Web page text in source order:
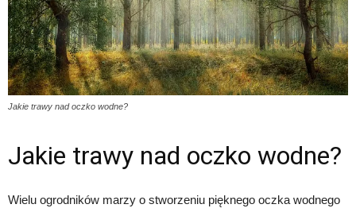
Jakie trawy nad oczko wodne?
Jakie trawy nad oczko wodne?
Wielu ogrodników marzy o stworzeniu pięknego oczka wodnego